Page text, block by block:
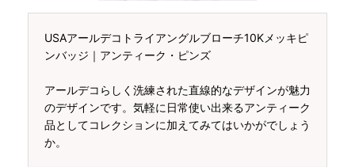
USAアールデコトライアングルブローチ10Kメッキピ
ンバッジ｜アンティーク・ピンズ
アールデコらしく洗練された直線的なデザインが魅力
のデザインです。気軽に日常使い出来るアンティーク
品としてコレクションに加えてみてはいかがでしょう
か。